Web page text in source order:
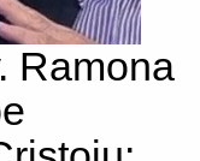
Ramona